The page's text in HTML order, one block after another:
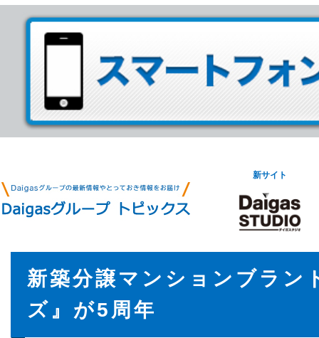
新サイト
新築分譲マンションブラン
ズ』が5周年